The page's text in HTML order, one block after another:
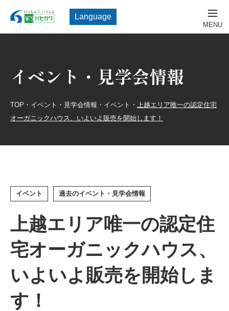
Language
イベント・見学会情報
TOP ・ イベント・見学会情報 ・ イベント ・ 上越エリア唯一の認定住宅
オーガニックハウス、いよいよ販売を開始します！
イベント 過去のイベント・見学会情報
上越エリア唯一の認定住
宅オーガニックハウス、
いよいよ販売を開始しま
す！